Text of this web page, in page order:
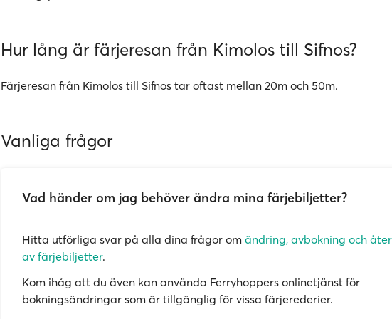
Hur lång är färjeresan från Kimolos till Sifnos?
Färjeresan från Kimolos till Sifnos tar oftast mellan 20m och 50m.
Vanliga frågor
Vad händer om jag behöver ändra mina färjebiljetter?
Hitta utförliga svar på alla dina frågor om ändring, avbokning och
av färjebiljetter.
Kom ihåg att du även kan använda Ferryhoppers onlinetjänst för
bokningsändringar som är tillgänglig för vissa färjerederier.